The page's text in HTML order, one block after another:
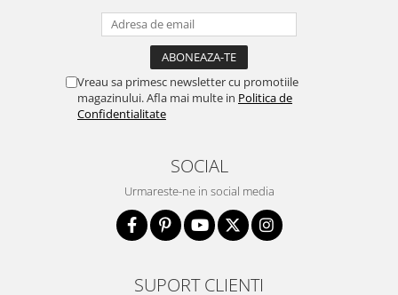
Vreau sa primesc newsletter cu promotiile
magazinului. Afla mai multe in Politica de
Confidentialitate
SOCIAL
Urmareste-ne in social media
SUPORT CLIENTI